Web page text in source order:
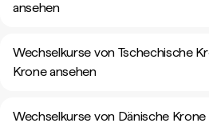
ansehen
Wechselkurse von Tschechische
Krone ansehen
Wechselkurse von Dänische